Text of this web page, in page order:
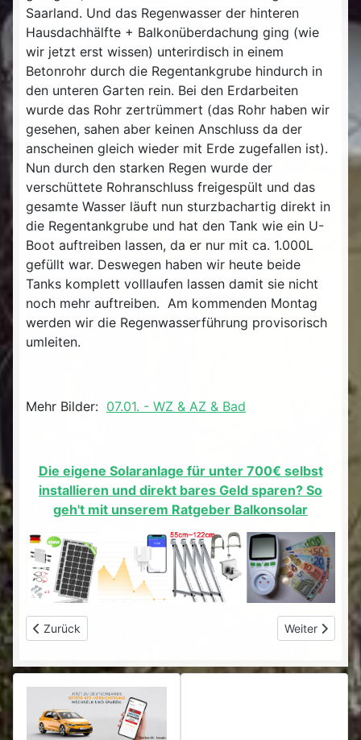
Saarland. Und das Regenwasser der hinteren
Hausdachhälfte + Balkonüberdachung ging (wie
wir jetzt erst wissen) unterirdisch in einem
Betonrohr durch die Regentankgrube hindurch in
den unteren Garten rein. Bei den Erdarbeiten
wurde das Rohr zertrümmert (das Rohr haben wir
gesehen, sahen aber keinen Anschluss da der
anscheinen gleich wieder mit Erde zugefallen ist).
Nun durch den starken Regen wurde der
verschüttete Rohranschluss freigespült und das
gesamte Wasser läuft nun sturzbachartig direkt in
die Regentankgrube und hat den Tank wie ein U-
Boot auftreiben lassen, da er nur mit ca. 1.000L
gefüllt war. Deswegen haben wir heute beide
Tanks komplett volllaufen lassen damit sie nicht
noch mehr auftreiben. Am kommenden Montag
werden wir die Regenwasserführung provisorisch
umleiten.
Mehr Bilder: 07.01. - WZ & AZ & Bad
Die eigene Solaranlage für unter 700€ selbst
installieren und direkt bares Geld sparen? So
geh't mit unserem Ratgeber Balkonsolar
Vorheriger Beitrag: eBay-Schnäppchen Compaq USV defekt
Zurück Nächster
Weiter